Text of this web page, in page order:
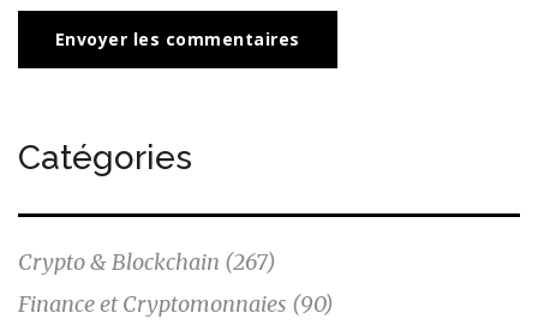
Envoyer les commentaires
Catégories
Crypto & Blockchain (267)
Finance et Cryptomonnaies (90)